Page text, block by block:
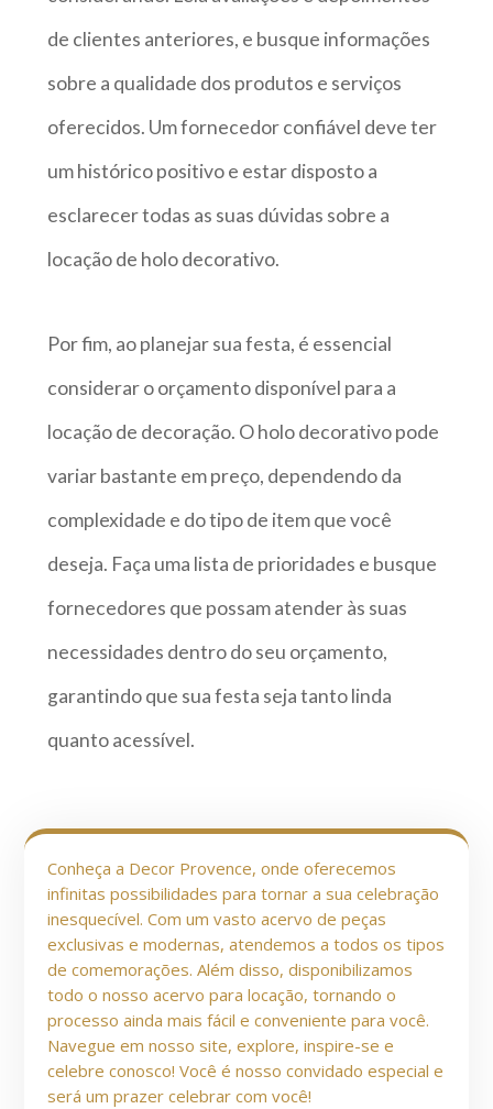
de clientes anteriores, e busque informações
sobre a qualidade dos produtos e serviços
oferecidos. Um fornecedor confiável deve ter
um histórico positivo e estar disposto a
esclarecer todas as suas dúvidas sobre a
locação de holo decorativo.
Por fim, ao planejar sua festa, é essencial
considerar o orçamento disponível para a
locação de decoração. O holo decorativo pode
variar bastante em preço, dependendo da
complexidade e do tipo de item que você
deseja. Faça uma lista de prioridades e busque
fornecedores que possam atender às suas
necessidades dentro do seu orçamento,
garantindo que sua festa seja tanto linda
quanto acessível.
Conheça a Decor Provence, onde oferecemos
infinitas possibilidades para tornar a sua celebração
inesquecível. Com um vasto acervo de peças
exclusivas e modernas, atendemos a todos os tipos
de comemorações. Além disso, disponibilizamos
todo o nosso acervo para locação, tornando o
processo ainda mais fácil e conveniente para você.
Navegue em nosso site, explore, inspire-se e
celebre conosco! Você é nosso convidado especial e
será um prazer celebrar com você!